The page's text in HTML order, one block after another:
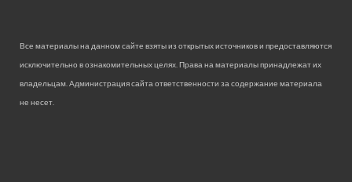
Все материалы на данном сайте взяты из открытых источников и предоставляются
исключительно в ознакомительных целях. Права на материалы принадлежат их
владельцам. Администрация сайта ответственности за содержание материала
не несет.